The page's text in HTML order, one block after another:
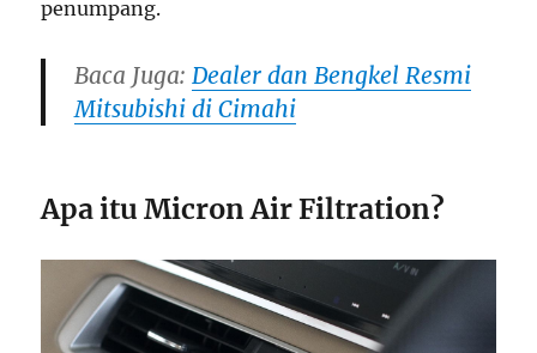
penumpang.
Baca Juga: Dealer dan Bengkel Resmi
Mitsubishi di Cimahi
Apa itu Micron Air Filtration?